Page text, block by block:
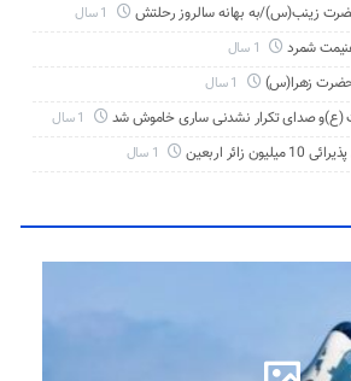
حضرت زینب(س)/به بهانه سالروز رحلتش
شمرد
زهرا(س)
(ع)و صدای تکرار نشدنی ساری خاموش شد
زائر اربعین